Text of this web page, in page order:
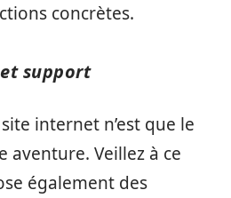
concrètes.
support
internet n’est que le
aventure. Veillez à ce
également des